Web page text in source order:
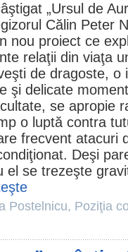
„Ursul de
Călin Peter
nou proiect ce
relaţii din viaţa
de dragoste, o
şi delicate
se apropie
o luptă contra
frecvent atacuri
Deşi
el se trezeşte
Postelnicu, Poziţia